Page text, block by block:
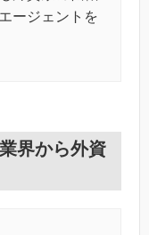
ージェントを
界から外資